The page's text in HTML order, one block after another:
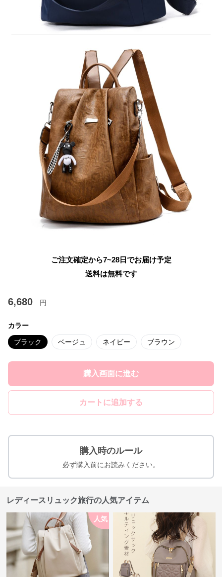
ご注文確定から7~28日でお届け予定
送料は無料です
6,680 円
カラー
ブラック ベージュ ネイビー ブラウン
購入画面に進む
カートに追加する
購入時のルール
必ず購入前にお読みください。
レディースリュック旅行の人気アイテム
人気